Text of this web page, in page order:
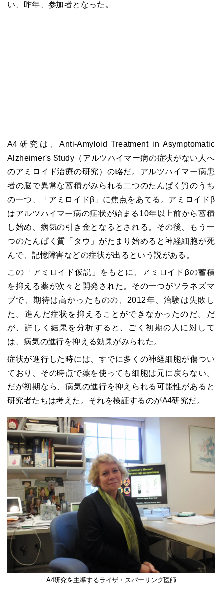
い、昨年、参加者となった。
A4研究は、Anti-Amyloid Treatment in Asymptomatic
Alzheimer's Study（アルツハイマー病の症状がない人へ
のアミロイド治療の研究）の略だ。アルツハイマー病患
者の脳で異常な蓄積がみられる二つのたんぱく質のうち
の一つ、「アミロイドβ」に焦点をあてる。アミロイドβ
はアルツハイマー病の症状が始まる10年以上前から蓄積
し始め、病気の引き金となるとされる。その後、もう一
つのたんぱく質「タウ」がたまり始めると神経細胞が死
んで、記憶障害などの症状が出るという説がある。
この「アミロイド仮説」をもとに、アミロイドβの蓄積
を抑える薬が次々と開発された。その一つがソラネズマ
ブで、期待は高かったものの、2012年、治験は失敗し
た。進んだ症状を抑えることができなかったのだ。だ
が、詳しく結果を分析すると、ごく初期の人に対して
は、病気の進行を抑える効果がみられた。
症状が進行した時には、すでに多くの神経細胞が傷つい
ており、その時点で薬を使っても細胞は元に戻らない。
だが初期なら、病気の進行を抑えられる可能性があると
研究者たちは考えた。それを検証するのがA4研究だ。
A4研究を主導するライザ・スパーリング医師